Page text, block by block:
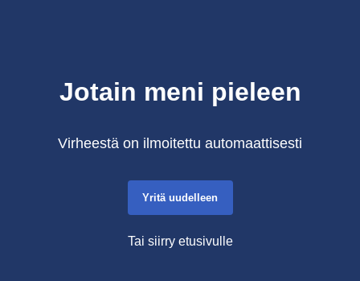
Jotain meni pieleen
Virheestä on ilmoitettu automaattisesti
Yritä uudelleen
Tai siirry etusivulle